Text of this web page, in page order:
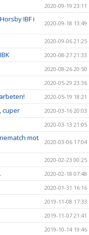
2020-09-19 23:11
IBF i
2020-09-18 13:49
2020-09-06 21:25
2020-08-27 21:33
2020-08-26 20:50
2020-05-29 23:36
2020-05-19 18:21
cuper 2020-03-16 20:03
2020-03-13 21:05
mot
2020-03-06 17:04
2020-02-23 00:25
2020-02-18 07:48
2020-01-31 16:16
2019-11-08 17:33
2019-11-07 21:41
2019-10-14 19:46